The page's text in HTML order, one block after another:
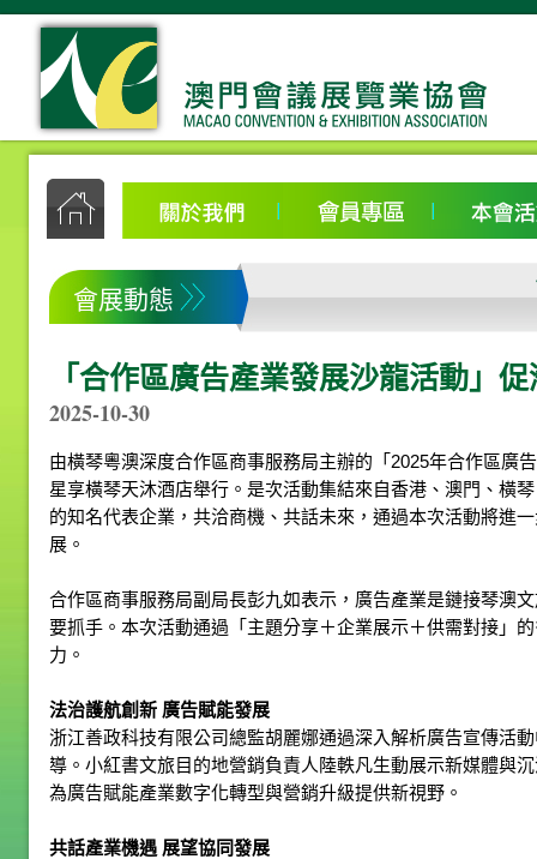
會展動態
「合作區廣告產業發展沙龍活動」
2025-10-30
由橫琴粵澳深度合作區商事服務局主辦的「2025年合作區廣
星享橫琴天沐酒店舉行。是次活動集結來自香港、澳門、橫
的知名代表企業，共洽商機、共話未來，通過本次活動將進
展。
合作區商事服務局副局長彭九如表示，廣告產業是鏈接琴澳
要抓手。本次活動通過「主題分享＋企業展示＋供需對接」
力。
法治護航創新 廣告賦能發展
浙江善政科技有限公司總監胡麗娜通過深入解析廣告宣傳活
導。小紅書文旅目的地營銷負責人陸軼凡生動展示新媒體與
為廣告賦能產業數字化轉型與營銷升級提供新視野。
共話產業機遇 展望協同發展